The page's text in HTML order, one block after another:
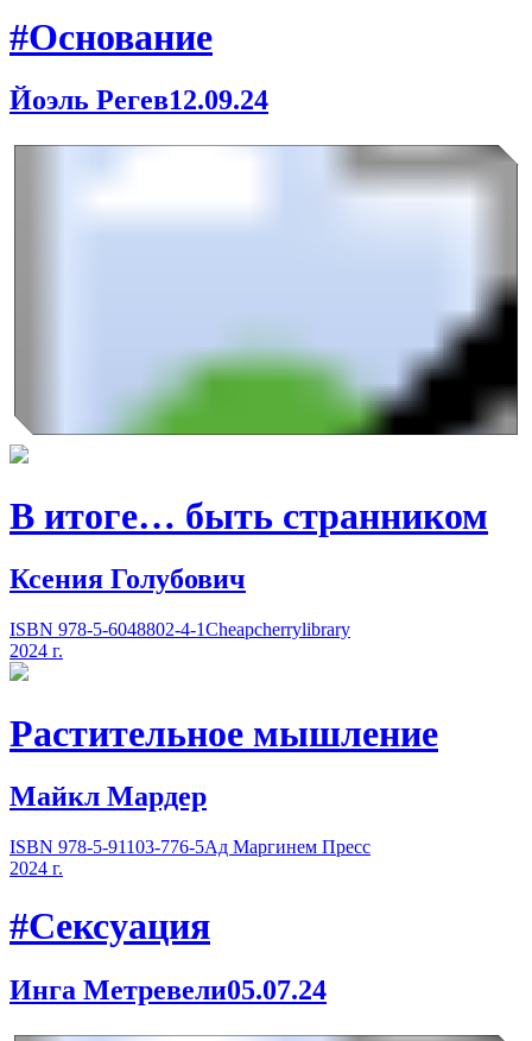
#Основание
Йоэль Регев12.09.24
В итоге… быть странником
Ксения Голубович
ISBN 978-5-6048802-4-1Cheapcherrylibrary
2024 г.
Растительное мышление
Майкл Мардер
ISBN 978-5-91103-776-5Ад Маргинем Пресс
2024 г.
#Сексуация
Инга Метревели05.07.24